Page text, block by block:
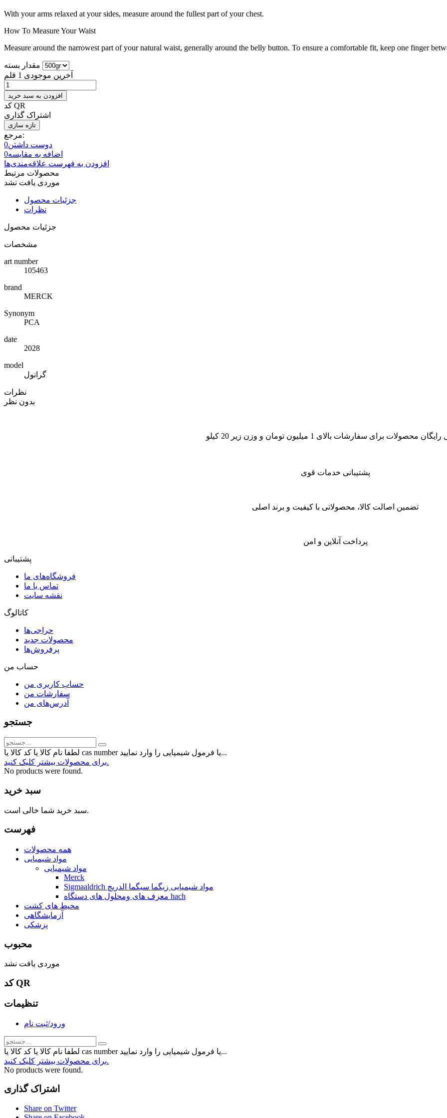
With your arms relaxed at your sides, measure around the fullest part of your chest.
How To Measure Your Waist
Measure around the narrowest part of your natural waist, generally around the belly button. To ensure a comfortable fit, keep one finger
مقدار بسته
آخرین موجودی 1 قلم
افزودن به سبد خرید
کد QR
اشتراک گذاری
مرجع:
دوست داشتن0
اضافه به مقایسه0
افزودن به فهرست علاقه‌مندی‌ها
محصولات مرتبط
موردی یافت نشد
جزئیات محصول
نظرات
جزئیات محصول
مشخصات
art number
105463
brand
MERCK
Synonym
PCA
date
2028
model
گرانول
نظرات
بدون نظر
محصولات برای سفارشات بالای 1 میلیون تومان و وزن زیر 20 کیلو
پشتیبانی خدمات قوی
تضمین اصالت کالا، محصولاتی با کیفیت و برند اصلی
پرداخت آنلاین و امن
پشتیبانی
فروشگاه‌های ما
تماس با ما
نقشه سایت
کاتالوگ
حراجی‌ها
محصولات جدید
پرفروش‌ها
حساب من
حساب کاربری من
سفارشات من
آدرس‌های من
جستجو
لطفا نام کالا یا کد کالا یا cas number یا فرمول شیمیایی را وارد نمایید...
برای محصولات بیشتر کلیک کنید.
No products were found.
سبد خرید
سبد خرید شما خالی است.
فهرست
همه محصولات
مواد شیمیایی
مواد شیمیایی
Merck
Sigmaaldrich مواد شیمیایی زیگما سیگما الدریچ
معرف های ومحلول های دستگاه hach
محیط های کشت
آزمایشگاهی
پزشکی
محبوب
موردی یافت نشد
کد QR
تنظیمات
ورود/ثبت نام
لطفا نام کالا یا کد کالا یا cas number یا فرمول شیمیایی را وارد نمایید...
برای محصولات بیشتر کلیک کنید.
No products were found.
اشتراک گذاری
Share on Twitter